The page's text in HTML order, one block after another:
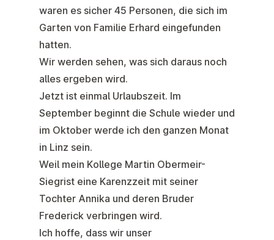
waren es sicher 45 Personen, die sich im
Garten von Familie Erhard eingefunden
hatten.
Wir werden sehen, was sich daraus noch
alles ergeben wird.
Jetzt ist einmal Urlaubszeit. Im
September beginnt die Schule wieder und
im Oktober werde ich den ganzen Monat
in Linz sein.
Weil mein Kollege Martin Obermeir-
Siegrist eine Karenzzeit mit seiner
Tochter Annika und deren Bruder
Frederick verbringen wird.
Ich hoffe, dass wir unser